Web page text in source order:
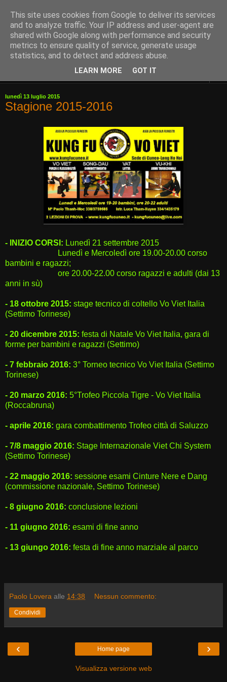
lunedì 13 luglio 2015
Stagione 2015-2016
- INIZIO CORSI: Lunedì 21 settembre 2015
Lunedì e Mercoledì ore 19.00-20.00 corso
bambini e ragazzi;
ore 20.00-22.00 corso ragazzi e adulti (dai 13
anni in sù)
- 18 ottobre 2015: stage tecnico di coltello Vo Viet Italia
(Settimo Torinese)
- 20 dicembre 2015: festa di Natale Vo Viet Italia, gara di
forme per bambini e ragazzi (Settimo)
- 7 febbraio 2016: 3° Torneo tecnico Vo Viet Italia (Settimo
Torinese)
- 20 marzo 2016: 5°Trofeo Piccola Tigre - Vo Viet Italia
(Roccabruna)
- aprile 2016: gara combattimento Trofeo città di Saluzzo
- 7/8 maggio 2016: Stage Internazionale Viet Chi System
(Settimo Torinese)
- 22 maggio 2016: sessione esami Cinture Nere e Dang
(commissione nazionale, Settimo Torinese)
- 8 giugno 2016: conclusione lezioni
- 11 giugno 2016: esami di fine anno
- 13 giungo 2016: festa di fine anno marziale al parco
Paolo Lovera alle 14:38 Nessun commento:
Condividi
‹ ›
Home page
Visualizza versione web
This site uses cookies from Google to deliver its services
and to analyze traffic. Your IP address and user-agent are
shared with Google along with performance and security
metrics to ensure quality of service, generate usage
statistics, and to detect and address abuse.
LEARN MORE GOT IT